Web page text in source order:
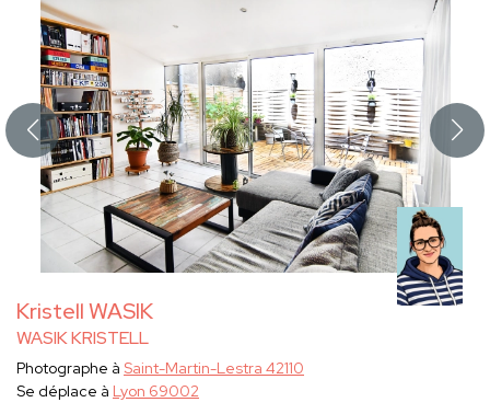
Kristell WASIK
WASIK KRISTELL
Photographe à Saint-Martin-Lestra 42110
Se déplace à Lyon 69002